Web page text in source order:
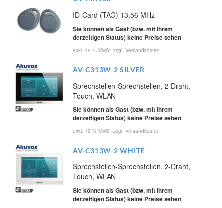
ID-Card (TAG) 13,56 MHz
Sie können als Gast (bzw. mit Ihrem
derzeitigen Status) keine Preise sehen
exkl. 19 % MwSt. zzgl.Versandkosten
AV-C313W-2 SILVER
Sprechstellen-Sprechstellen, 2-Draht,
Touch, WLAN
Sie können als Gast (bzw. mit Ihrem
derzeitigen Status) keine Preise sehen
exkl. 19 % MwSt. zzgl.Versandkosten
AV-C313W-2 WHITE
Sprechstellen-Sprechstellen, 2-Draht,
Touch, WLAN
Sie können als Gast (bzw. mit Ihrem
derzeitigen Status) keine Preise sehen